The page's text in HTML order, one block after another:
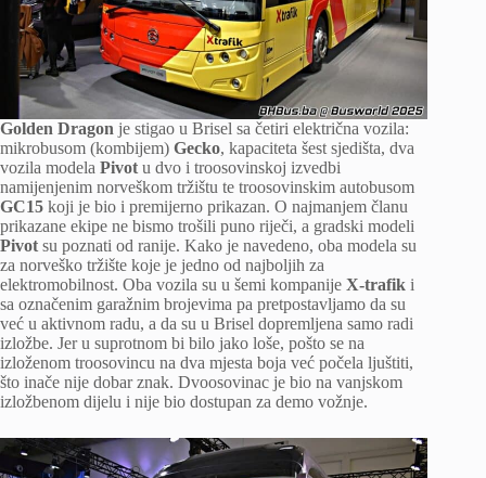
Golden Dragon je stigao u Brisel sa četiri električna vozila:
mikrobusom (kombijem) Gecko, kapaciteta šest sjedišta, dva
vozila modela Pivot u dvo i troosovinskoj izvedbi
namijenjenim norveškom tržištu te troosovinskim autobusom
GC15 koji je bio i premijerno prikazan. O najmanjem članu
prikazane ekipe ne bismo trošili puno riječi, a gradski modeli
Pivot su poznati od ranije. Kako je navedeno, oba modela su
za norveško tržište koje je jedno od najboljih za
elektromobilnost. Oba vozila su u šemi kompanije X-trafik i
sa označenim garažnim brojevima pa pretpostavljamo da su
već u aktivnom radu, a da su u Brisel dopremljena samo radi
izložbe. Jer u suprotnom bi bilo jako loše, pošto se na
izloženom troosovincu na dva mjesta boja već počela ljuštiti,
što inače nije dobar znak. Dvoosovinac je bio na vanjskom
izložbenom dijelu i nije bio dostupan za demo vožnje.